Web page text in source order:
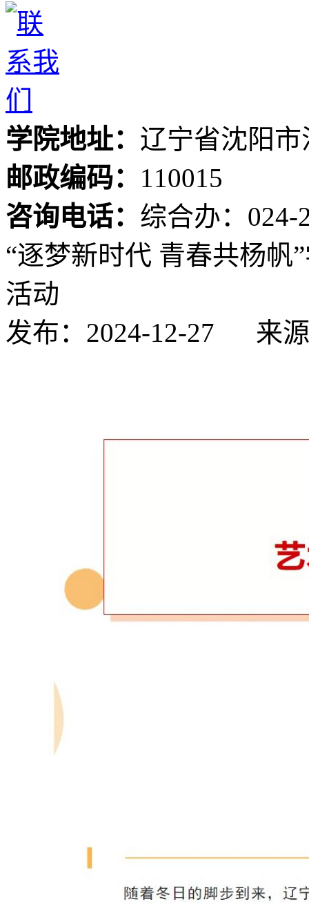
学院地址： 辽宁省沈阳
邮政编码： 110015
咨询电话： 综合办：024-
“逐梦新时代 青春共杨帆
活动
发布：2024-12-27 来